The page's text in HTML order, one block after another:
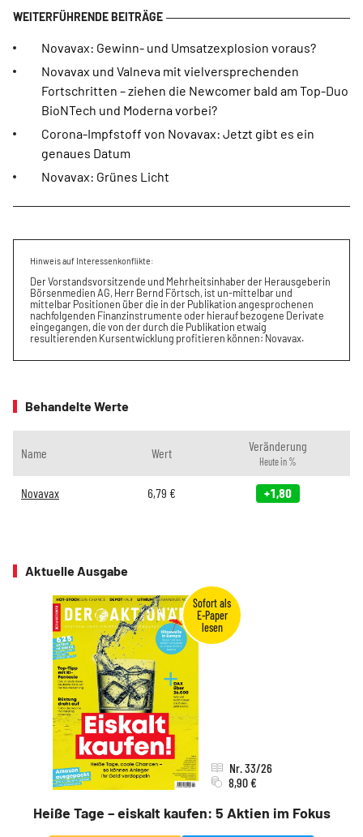
Novavax: Gewinn- und Umsatzexplosion voraus?
Novavax und Valneva mit vielversprechenden
Fortschritten – ziehen die Newcomer bald am Top-Duo
BioNTech und Moderna vorbei?
Corona-Impfstoff von Novavax: Jetzt gibt es ein
genaues Datum
Novavax: Grünes Licht
Hinweis auf Interessenkonflikte:
Der Vorstandsvorsitzende und Mehrheitsinhaber der Herausgeberin
Börsenmedien AG, Herr Bernd Förtsch, ist un-mittelbar und
mittelbar Positionen über die in der Publikation angesprochenen
nachfolgenden Finanzinstrumente oder hierauf bezogene Derivate
eingegangen, die von der durch die Publikation etwaig
resultierenden Kursentwicklung profitieren können: Novavax.
Behandelte Werte
Name Wert Veränderung
Heute in %
Novavax 6,79 € +1,80
Aktuelle Ausgabe
Heiße Tage – eiskalt kaufen: 5 Aktien im Fokus
Nr. 33/26
8,90 €